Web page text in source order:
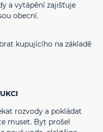
a vytápění zajišťuje
obecní.
kupujícího na základě
rozvody a pokládat
muset. Byt prošel